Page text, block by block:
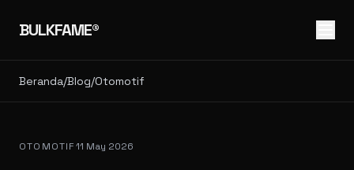
BULKFAME®
Beranda/Blog/Otomotif
OTOMOTIF11 May 2026